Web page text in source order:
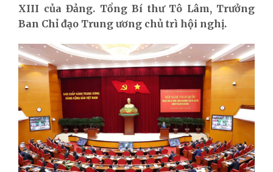
XIII của Đảng. Tổng Bí thư Tô Lâm, Trưởng
Ban Chỉ đạo Trung ương chủ trì hội nghị.